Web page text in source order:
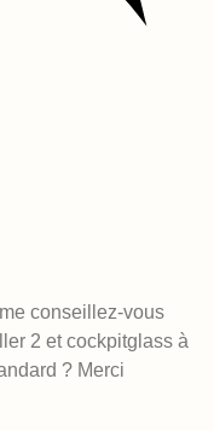
conseillez-vous
2 et cockpitglass à
? Merci